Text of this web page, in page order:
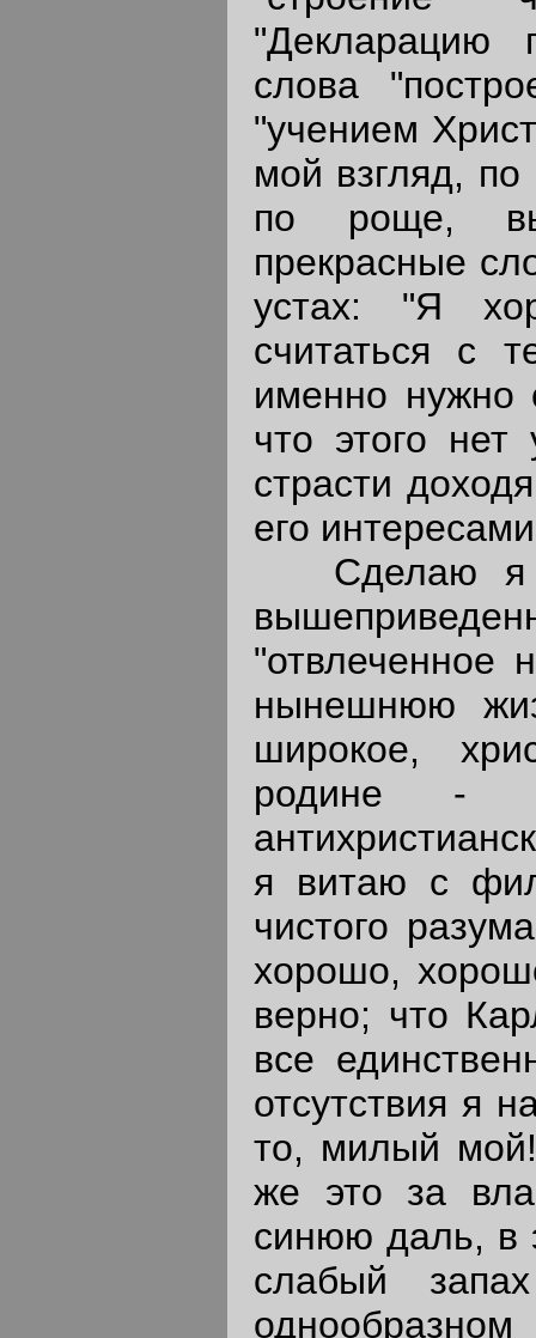
"Декларацию
слова
"учением
мой взгляд,
по роще,
прекрасные
устах: "Я
считаться с
именно нужно
что этого
страсти
его
Сделаю я
"отвлеченное
нынешнюю
широкое,
родине -
я витаю с
чистого
хорошо,
верно; что
все
отсутствия я
то, милый
же это за
синюю даль, в
слабый
однообразном